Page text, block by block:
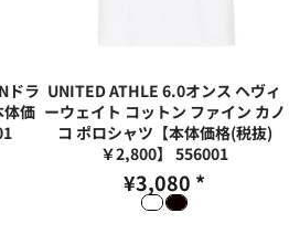
ドラ
体価
UNITED ATHLE 6.0オンス ヘヴィ
ーウェイト コットン ファイン カノ
コ ポロシャツ【本体価格(税抜)
￥2,800】
556001
¥3,080 *